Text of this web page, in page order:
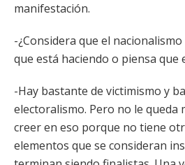
manifestación.
-¿Considera que el
que está haciendo o piensa que
-Hay bastante de victimismo y
electoralismo. Pero no le queda
creer en eso porque no tiene
elementos que se consideran